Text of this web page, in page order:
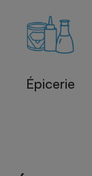
Épicerie